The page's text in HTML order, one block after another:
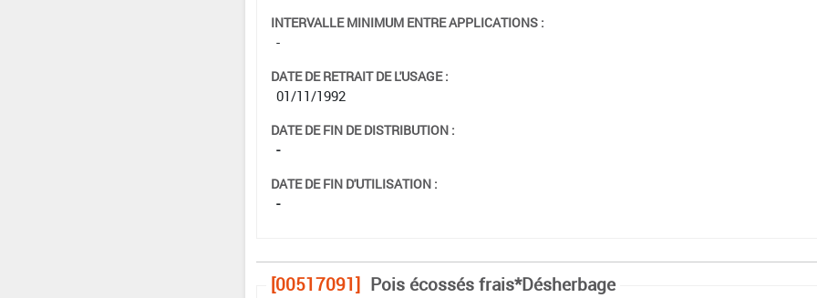
INTERVALLE MINIMUM ENTRE APPLICATIONS :
-
DATE DE RETRAIT DE L'USAGE :
01/11/1992
DATE DE FIN DE DISTRIBUTION :
-
DATE DE FIN D'UTILISATION :
-
[00517091] Pois écossés frais*Désherbage